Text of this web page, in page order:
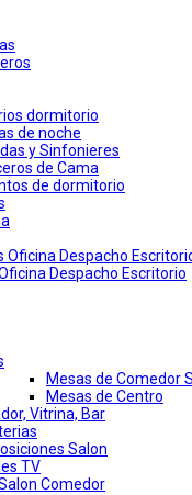
dormitorio
de noche
y Sinfonieres
de Cama
de dormitorio
Oficina Despacho
Despacho Escritorio
Mesas de Comedor
Mesas de Centro
Vitrina, Bar
Salon
TV
Comedor